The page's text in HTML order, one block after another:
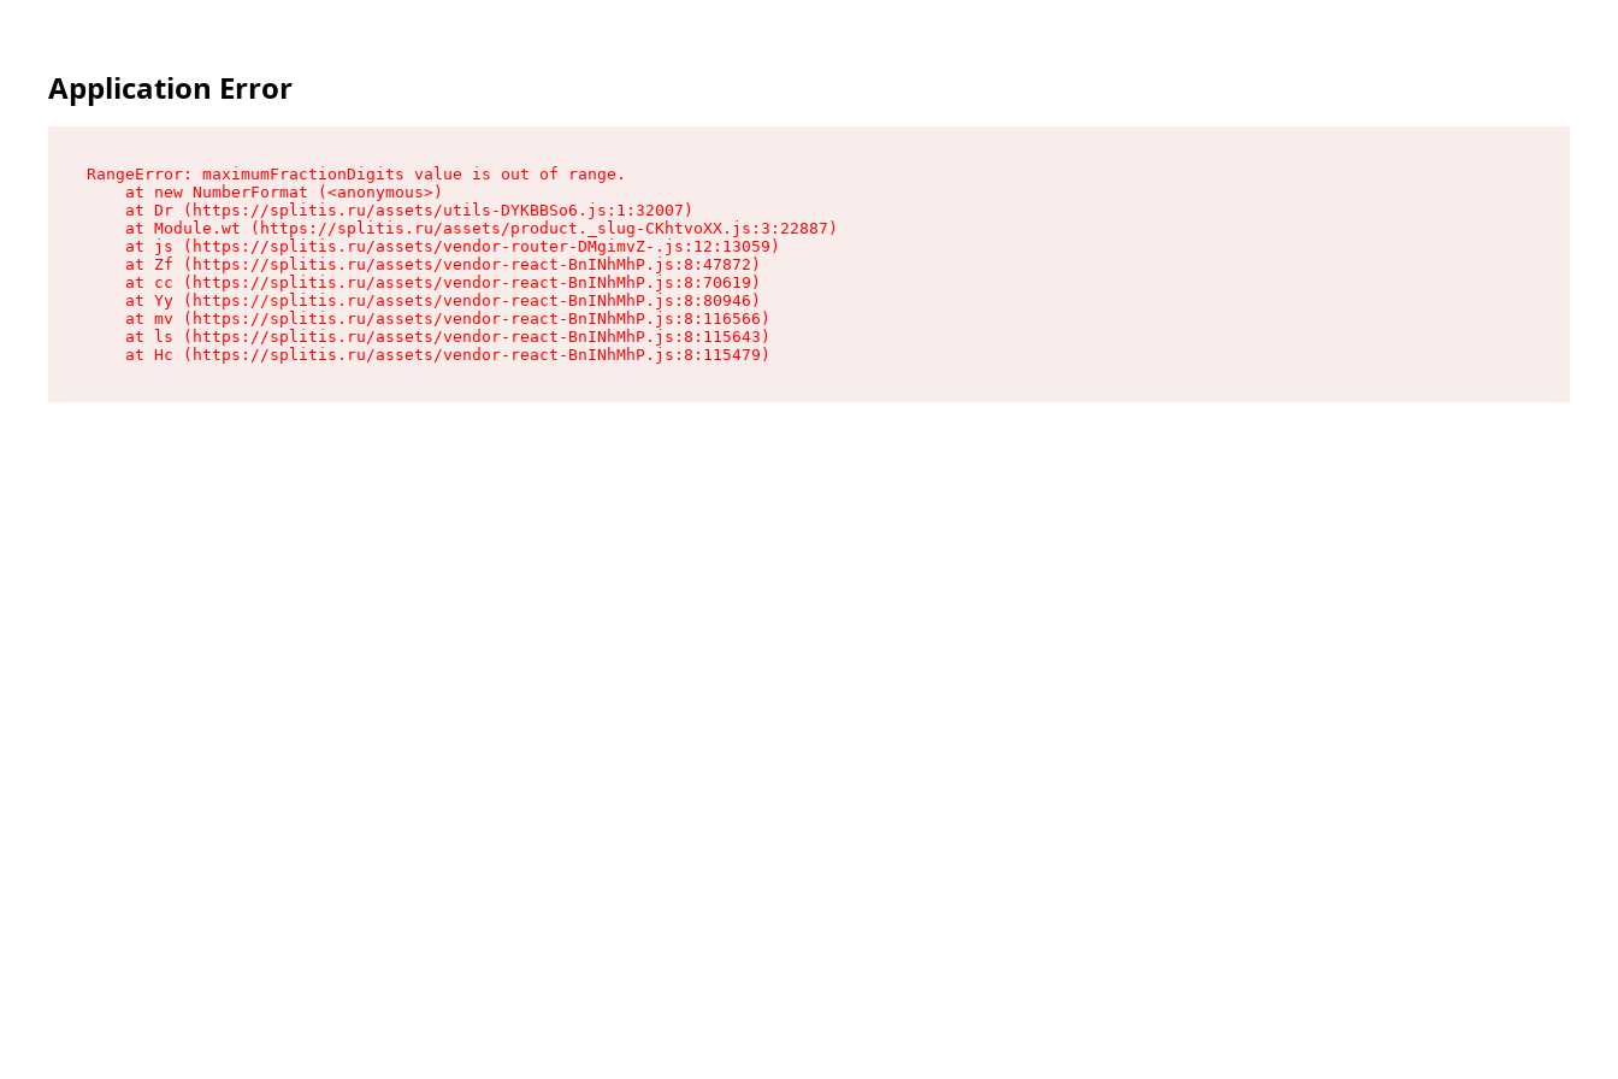
Application Error
RangeError: maximumFractionDigits value is out of range.
    at new NumberFormat (<anonymous>)
    at Dr (https://splitis.ru/assets/utils-DYKBBSo6.js:1:32007)
    at Module.wt (https://splitis.ru/assets/product._slug-CKhtvoXX.js:3:22887)
    at js (https://splitis.ru/assets/vendor-router-DMgimvZ-.js:12:13059)
    at Zf (https://splitis.ru/assets/vendor-react-BnINhMhP.js:8:47872)
    at cc (https://splitis.ru/assets/vendor-react-BnINhMhP.js:8:70619)
    at Yy (https://splitis.ru/assets/vendor-react-BnINhMhP.js:8:80946)
    at mv (https://splitis.ru/assets/vendor-react-BnINhMhP.js:8:116566)
    at ls (https://splitis.ru/assets/vendor-react-BnINhMhP.js:8:115643)
    at Hc (https://splitis.ru/assets/vendor-react-BnINhMhP.js:8:115479)